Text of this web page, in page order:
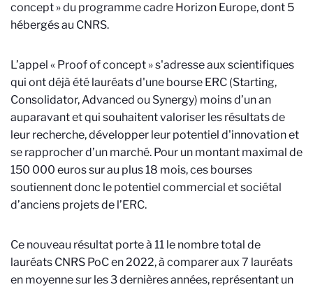
concept » du programme cadre Horizon Europe, dont 5
hébergés au CNRS.
L’appel « Proof of concept » s'adresse aux scientifiques
qui ont déjà été lauréats d'une bourse ERC (Starting,
Consolidator, Advanced ou Synergy) moins d’un an
auparavant et qui souhaitent valoriser les résultats de
leur recherche, développer leur potentiel d'innovation et
se rapprocher d’un marché. Pour un montant maximal de
150 000 euros sur au plus 18 mois, ces bourses
soutiennent donc le potentiel commercial et sociétal
d’anciens projets de l’ERC.
Ce nouveau résultat porte à 11 le nombre total de
lauréats CNRS PoC en 2022, à comparer aux 7 lauréats
en moyenne sur les 3 dernières années, représentant un